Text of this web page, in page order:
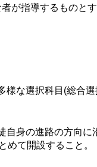
が指導するものとす
な選択科目(総合
身の進路の方向
めて開設すること。